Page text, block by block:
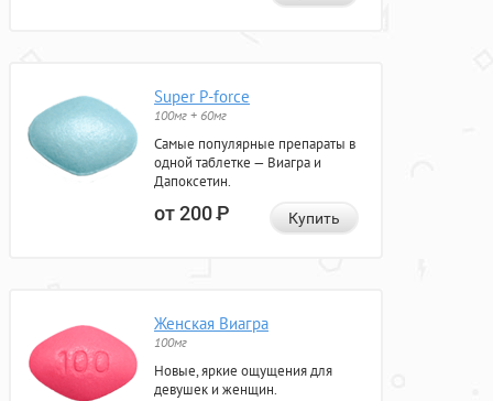
Super P-force
100мг + 60мг
Самые популярные препараты в
одной таблетке — Виагра и
Дапоксетин.
от 200Р Купить
Женская Виагра
100мг
Новые, яркие ощущения для
девушек и женщин.